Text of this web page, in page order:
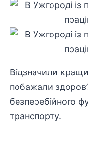
Відзначили кращих
побажали
безперебійного
транспорту.